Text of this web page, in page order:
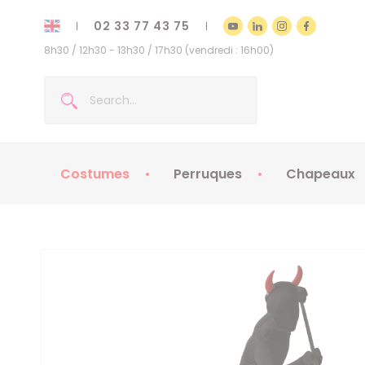
02 33 77 43 75
8h30 / 12h30 - 13h30 / 17h30 (vendredi : 16h00)
Costumes Perruques Chapeaux